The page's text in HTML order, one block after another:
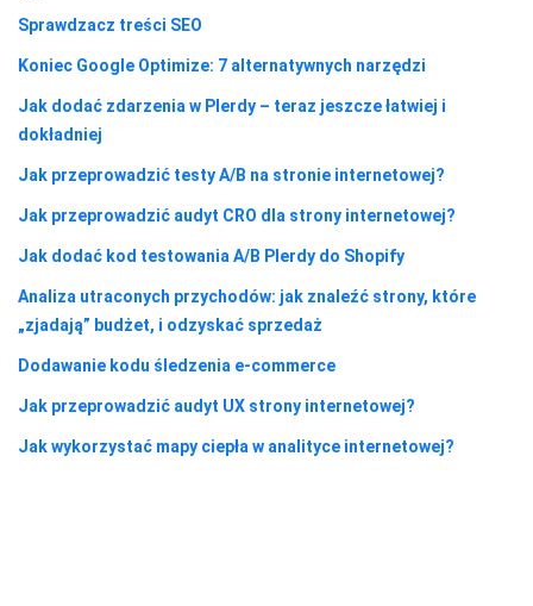
Sprawdzacz treści SEO
Koniec Google Optimize: 7 alternatywnych narzędzi
Jak dodać zdarzenia w Plerdy – teraz jeszcze łatwiej i
dokładniej
Jak przeprowadzić testy A/B na stronie internetowej?
Jak przeprowadzić audyt CRO dla strony internetowej?
Jak dodać kod testowania A/B Plerdy do Shopify
Analiza utraconych przychodów: jak znaleźć strony, które
„zjadają” budżet, i odzyskać sprzedaż
Dodawanie kodu śledzenia e-commerce
Jak przeprowadzić audyt UX strony internetowej?
Jak wykorzystać mapy ciepła w analityce internetowej?